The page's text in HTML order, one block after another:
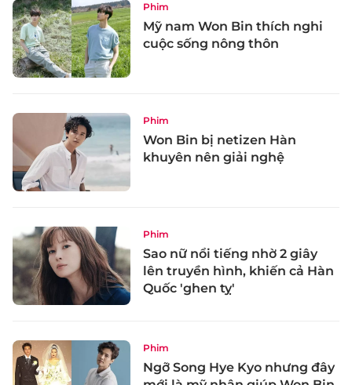
Phim
Mỹ nam Won Bin thích nghi
cuộc sống nông thôn
Phim
Won Bin bị netizen Hàn
khuyên nên giải nghệ
Phim
Sao nữ nổi tiếng nhờ 2 giây
lên truyền hình, khiến cả Hàn
Quốc 'ghen tỵ'
Phim
Ngỡ Song Hye Kyo nhưng đây